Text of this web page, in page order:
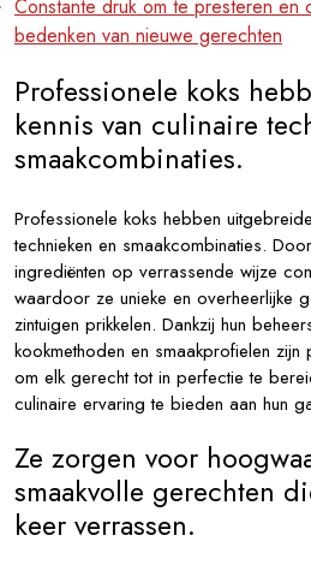
Constante druk om te presteren en
bedenken van nieuwe gerechten
Professionele koks
kennis van culinaire
smaakcombinaties.
Professionele koks hebben
technieken en smaakcombinaties.
ingrediënten op verrassende wijze
waardoor ze unieke en overheerlijke
zintuigen prikkelen. Dankzij hun
kookmethoden en smaakprofielen
om elk gerecht tot in perfectie te
culinaire ervaring te bieden aan hun
Ze zorgen voor
smaakvolle gerechten
keer verrassen.